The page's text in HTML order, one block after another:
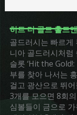
히트 더 골드 홀드
골드러시는 빠르게
니아 골드러시처럼
슬롯 ‘Hit the
부를 찾아 나서는
걸고 광산으로 뛰
3개를 모으면 8회
심볼들이 금으로